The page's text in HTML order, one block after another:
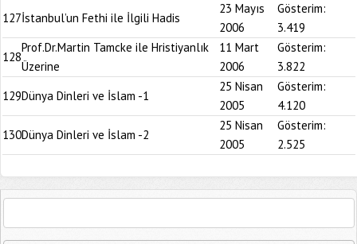
127İstanbul’un Fethi ile İlgili Hadis
23 Mayıs
2006
Gösterim:
3.419
128
Prof.Dr.Martin Tamcke ile Hristiyanlık
Üzerine
11 Mart
2006
Gösterim:
3.822
129Dünya Dinleri ve İslam -1
25 Nisan
2005
Gösterim:
4.120
130Dünya Dinleri ve İslam -2
25 Nisan
2005
Gösterim:
2.525